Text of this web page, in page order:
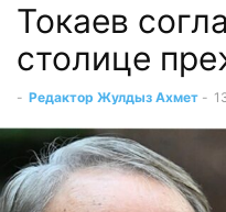
Токаев
столице
- Редактор Жулдыз Ахмет -